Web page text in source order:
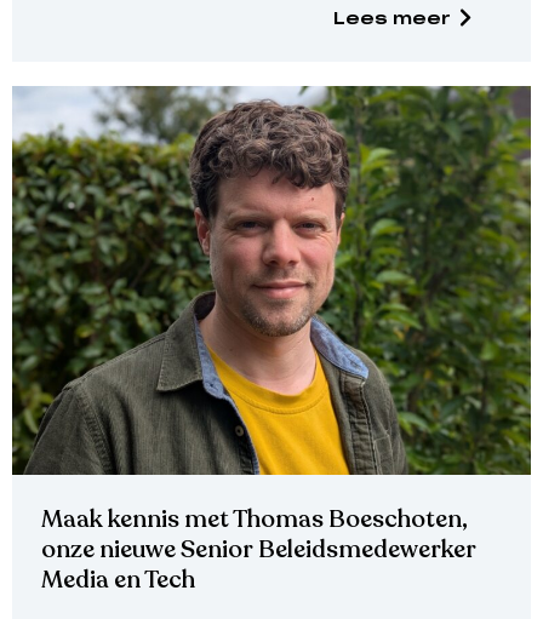
Lees meer
Maak kennis met Thomas Boeschoten,
onze nieuwe Senior Beleidsmedewerker
Media en Tech